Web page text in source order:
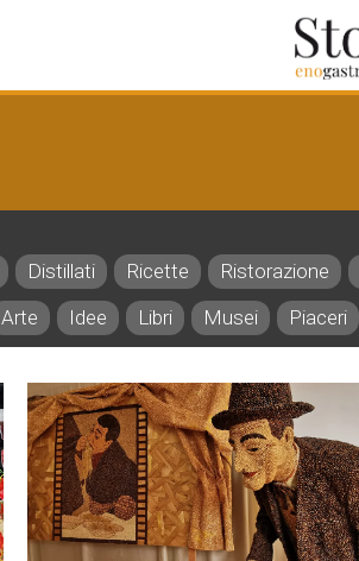
Distillati Ricette Ristorazione
Arte Idee Libri Musei Piaceri